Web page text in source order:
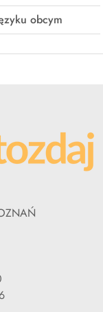
obcym